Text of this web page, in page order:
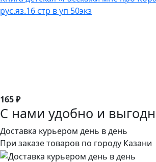
рус.яз.16 стр в уп 50экз
165 ₽
С нами удобно и
Доставка курьером день в день
При заказе товаров по городу Казани